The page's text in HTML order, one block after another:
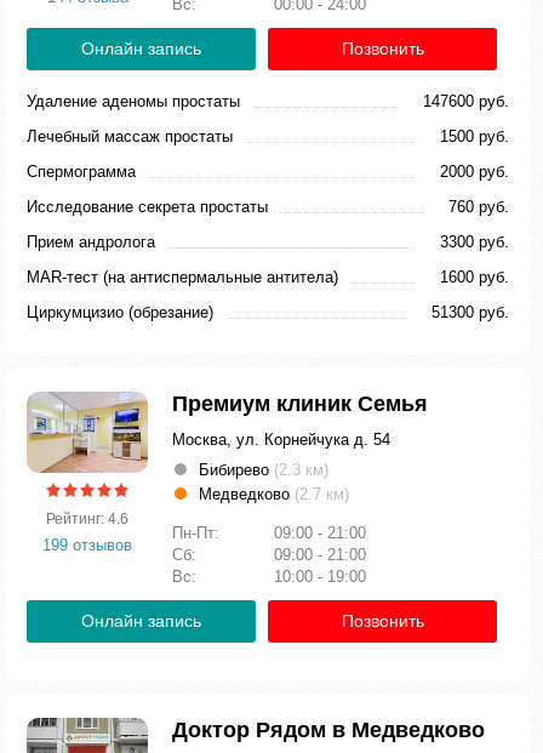
Вс: 00:00 - 24:00
Онлайн запись Позвонить
Удаление аденомы простаты
147600 руб.
Лечебный массаж простаты
1500 руб.
Спермограмма
2000 руб.
Исследование секрета простаты
760 руб.
Прием андролога
3300 руб.
MAR-тест (на антиспермальные антитела)
1600 руб.
Циркумцизио (обрезание)
51300 руб.
Рейтинг: 4.6
199 отзывов
Премиум клиник Семья
Москва, ул. Корнейчука д. 54
Бибирево (2.3 км)
Медведково (2.7 км)
Пн-Пт:
09:00 - 21:00
Сб:
09:00 - 21:00
Вс:
10:00 - 19:00
Онлайн запись Позвонить
Доктор Рядом в Медведково